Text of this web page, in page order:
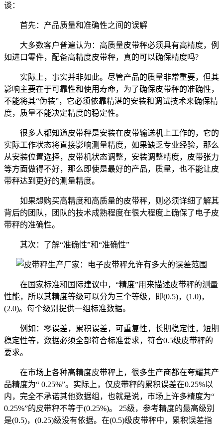
谈：
首先：产品质量和准确性之间的误解
大多数客户普遍认为：高质量皮带秤必须具有高精度，例
如进口零件，配备高精度皮带秤，真的可以确保精度吗?
实际上，事实并非如此。尽管产品的质量非常重要，但其
影响主要在于可靠性和使用寿命，为了确保皮带秤的准确性，
不能将其“伪装”，它必须依靠精湛的安装和调试技术来确保精
度，质量不能决定精度的稳定性。
很多人都知道皮带秤是安装在皮带输送机上工作的，它的
实际工作状态将直接影响测量精度，如果缺乏专业经验，那么
从安装位置选择，皮带机状态调整，安装调整精度，皮带张力
等方面做得不好，那么即使是最好的产品，质量，也不能让皮
带秤达到更好的测量精度。
如果想购买高精度和高质量的皮带秤，则必须详细了解其
背后的团队，团队的技术成熟程度在很大程度上确保了电子皮
带秤的准确性。
其次：了解“准确性”和“准确性”
在国家标准和国际建议中，“精度”用来描述皮带秤的测量
性能，所以其精度等级可以分为三个等级，即(0.5)，(1.0)，
(2.0)。每个级别提供一组标准数据。
例如：零误差，累积误差，可重复性，长期稳定性，短期
稳定性等，数据必须全部符合标准要求，符合0.5级皮带秤的
要求。
在市场上各种高精度皮带秤上，很多生产商都在夸耀其产
品精度为“ 0.25%”。实际上，仅皮带秤的累积误差在0.25%以
内，完全不承诺其他数据组，也就是说，市场上许多精度为“
0.25%”的皮带秤不等于(0.25%)。 25级，参考精度的最高级别
是(0.5)，(0.25)级没有依据。在(0.5)级皮带秤中，累积误差指